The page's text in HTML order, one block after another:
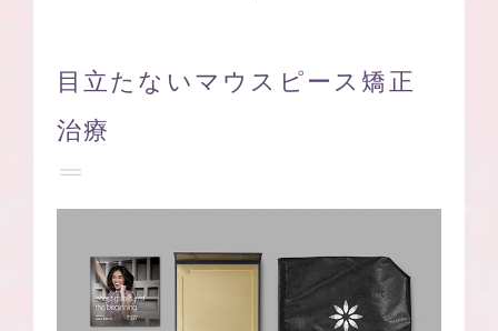
目立たないマウスピース矯正
治療